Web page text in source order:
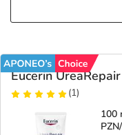
Vitamine &
Marken
Eucerin
(1)
100